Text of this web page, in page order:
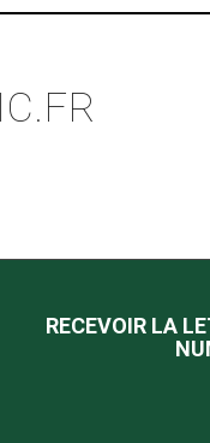
RECEVOIR LA